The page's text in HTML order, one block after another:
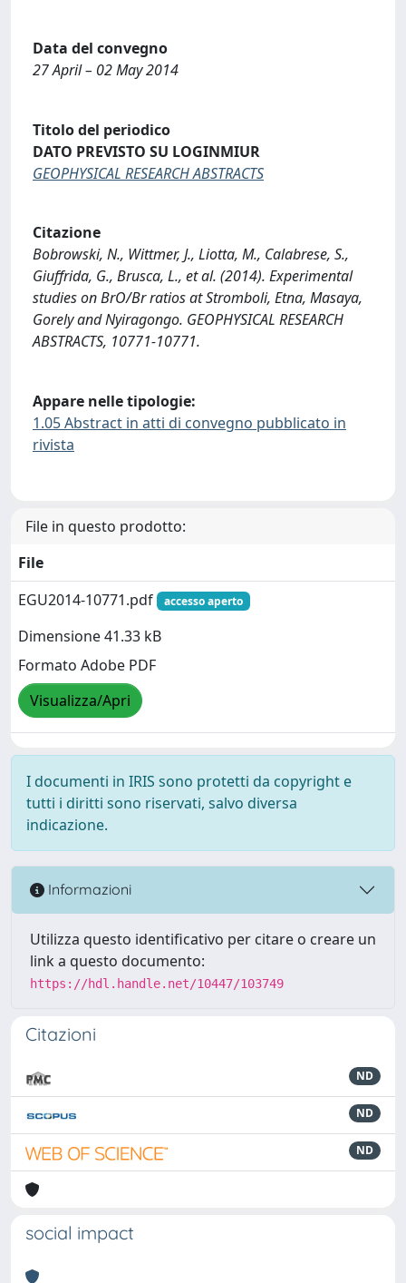
Data del convegno
27 April – 02 May 2014
Titolo del periodico
DATO PREVISTO SU LOGINMIUR
GEOPHYSICAL RESEARCH ABSTRACTS
Citazione
Bobrowski, N., Wittmer, J., Liotta, M., Calabrese, S.,
Giuffrida, G., Brusca, L., et al. (2014). Experimental
studies on BrO/Br ratios at Stromboli, Etna, Masaya,
Gorely and Nyiragongo. GEOPHYSICAL RESEARCH
ABSTRACTS, 10771-10771.
Appare nelle tipologie:
1.05 Abstract in atti di convegno pubblicato in
rivista
File in questo prodotto:
File
EGU2014-10771.pdf
accesso aperto
Dimensione 41.33 kB
Formato Adobe PDF
Visualizza/Apri
I documenti in IRIS sono protetti da copyright e
tutti i diritti sono riservati, salvo diversa
indicazione.
Informazioni
Utilizza questo identificativo per citare o creare un
link a questo documento:
https://hdl.handle.net/10447/103749
Citazioni
ND
ND
ND
social impact